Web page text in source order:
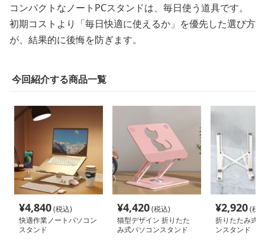
コンパクトなノートPCスタンドは、毎日使う道具です。
初期コストより「毎日快適に使えるか」を優先した選び方
が、結果的に後悔を防ぎます。
今回紹介する商品一覧
¥4,840(税込)
快適作業ノートパソコン
スタンド
¥4,420(税込)
猫型デザイン 折りたた
み式パソコンスタンド
¥2,920(税
折りたたみ式
ンスタンド